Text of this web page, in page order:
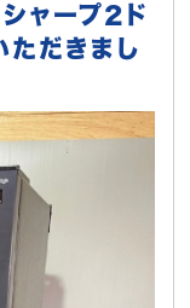
ャープ2ド
ただきまし